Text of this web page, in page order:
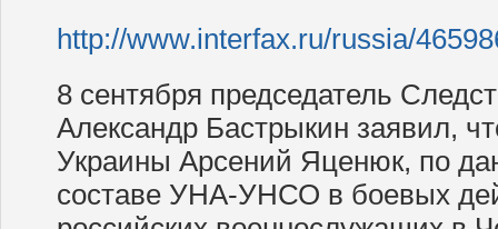
http://www.interfax.ru/russia/
8 сентября председатель
Александр Бастрыкин заявил,
Украины Арсений Яценюк, по
составе УНА-УНСО в боевых